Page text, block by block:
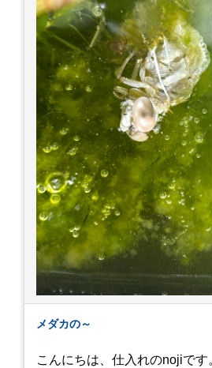
メダカの～
こんにちは、仕入れのnojiです